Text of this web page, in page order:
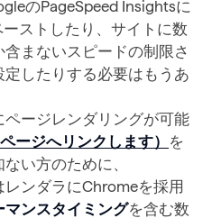
のPageSpeed Insightsに
ストしたり、サイトに数
まないスピードの制限さ
したりする必要はもうあ
ージレンダリングが可能
ージへリンクします）
を
い方のために、
ンダラにChromeを採用
マンスタイミングを含む数